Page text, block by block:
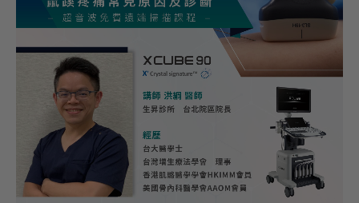
課程資訊
展會活動
聯絡我們
諮詢表單